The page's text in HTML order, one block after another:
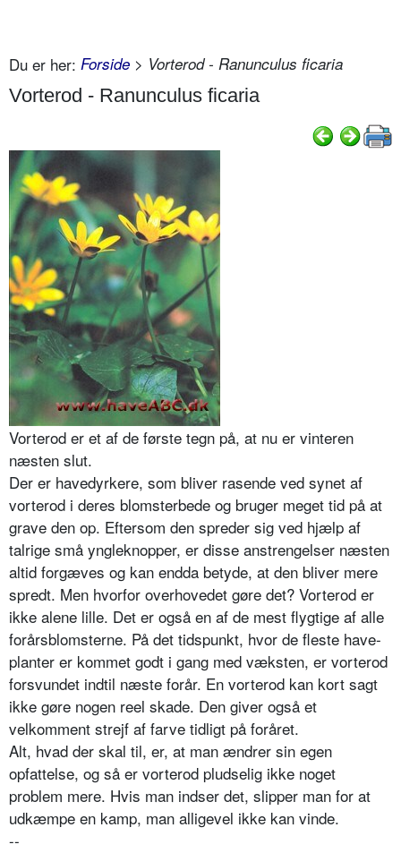
Du er her: Forside > Vorterod - Ranunculus ficaria
Vorterod - Ranunculus ficaria
Vorterod er et af de første tegn på, at nu er vinteren
næsten slut.
Der er havedyrkere, som bliver rasende ved synet af
vorterod i deres blomsterbede og bruger meget tid på at
grave den op. Eftersom den spreder sig ved hjælp af
talrige små yngleknop­per, er disse anstrengelser næsten
altid forgæves og kan endda betyde, at den bliver mere
spredt. Men hvorfor overhovedet gøre det? Vorterod er
ikke alene lille. Det er også en af de mest flygtige af alle
forårsblomsterne. På det tidspunkt, hvor de fleste have­
planter er kommet godt i gang med væksten, er vorterod
for­svundet indtil næste forår. En vorterod kan kort sagt
ikke gøre nogen reel skade. Den giver også et
velkomment strejf af farve tidligt på foråret.
Alt, hvad der skal til, er, at man ændrer sin egen
opfattelse, og så er vorterod pludselig ikke noget
problem mere. Hvis man indser det, slipper man for at
udkæmpe en kamp, man alligevel ikke kan vinde.
--